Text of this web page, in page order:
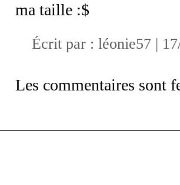
ma taille :$
Écrit par : léonie57 |
Les commentaires sont